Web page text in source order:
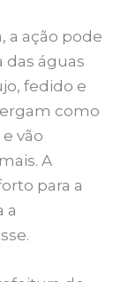
a ação pode
águas
fedido e
como
vão
A
para a
a